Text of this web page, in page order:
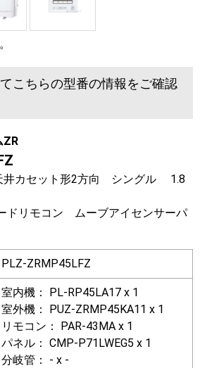
こちらの型番の情報をご確認
井カセット形2方向 シングル 1.8
ドリモコン ムーブアイセンサーパ
PLZ-ZRMP45LFZ
室内機： PL-RP45LA17 x 1
室外機： PUZ-ZRMP45KA11 x 1
リモコン： PAR-43MA x 1
パネル： CMP-P71LWEG5 x 1
分岐管： - x -